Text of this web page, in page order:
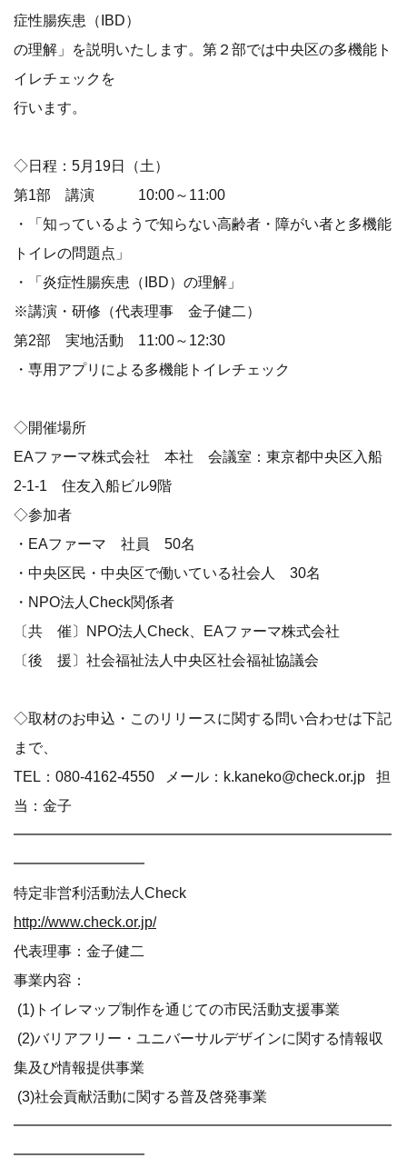
症性腸疾患（IBD）
の理解」を説明いたします。第２部では中央区の多機能ト
イレチェックを
行います。
◇日程：5月19日（土）
第1部 講演 10:00～11:00
・「知っているようで知らない高齢者・障がい者と多機能
トイレの問題点」
・「炎症性腸疾患（IBD）の理解」
※講演・研修（代表理事 金子健二）
第2部 実地活動 11:00～12:30
・専用アプリによる多機能トイレチェック
◇開催場所
EAファーマ株式会社 本社 会議室：東京都中央区入船
2-1-1 住友入船ビル9階
◇参加者
・EAファーマ 社員 50名
・中央区民・中央区で働いている社会人 30名
・NPO法人Check関係者
〔共 催〕NPO法人Check、EAファーマ株式会社
〔後 援〕社会福祉法人中央区社会福祉協議会
◇取材のお申込・このリリースに関する問い合わせは下記
まで、
TEL：080-4162-4550 メール：k.kaneko@check.or.jp 担
当：金子
━━━━━━━━━━━━━━━━━━━━━━━━━━
━━━━━━━━━
特定非営利活動法人Check
http://www.check.or.jp/
代表理事：金子健二
事業内容：
(1)トイレマップ制作を通じての市民活動支援事業
(2)バリアフリー・ユニバーサルデザインに関する情報収
集及び情報提供事業
(3)社会貢献活動に関する普及啓発事業
━━━━━━━━━━━━━━━━━━━━━━━━━━
━━━━━━━━━